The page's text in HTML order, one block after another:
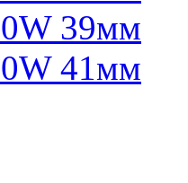
39мм
41мм